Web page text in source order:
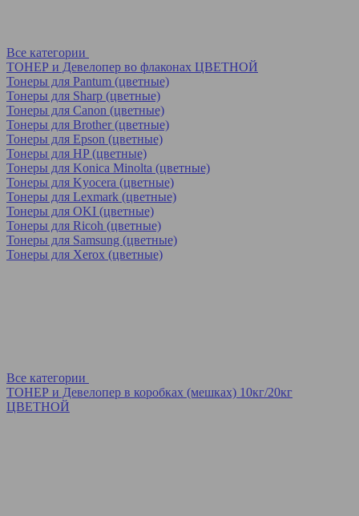
Все категории
ТОНЕР и Девелопер во флаконах ЦВЕТНОЙ
Тонеры для Pantum (цветные)
Тонеры для Sharp (цветные)
Тонеры для Canon (цветные)
Тонеры для Brother (цветные)
Тонеры для Epson (цветные)
Тонеры для HP (цветные)
Тонеры для Konica Minolta (цветные)
Тонеры для Kyocera (цветные)
Тонеры для Lexmark (цветные)
Тонеры для OKI (цветные)
Тонеры для Ricoh (цветные)
Тонеры для Samsung (цветные)
Тонеры для Xerox (цветные)
Все категории
ТОНЕР и Девелопер в коробках (мешках) 10кг/20кг
ЦВЕТНОЙ